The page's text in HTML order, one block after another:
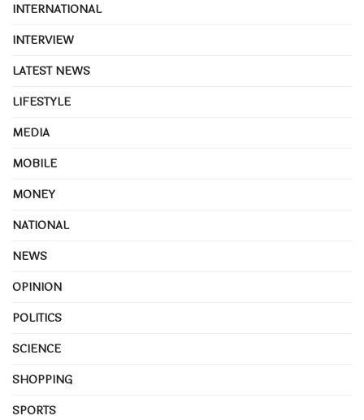
INTERNATIONAL
INTERVIEW
LATEST NEWS
LIFESTYLE
MEDIA
MOBILE
MONEY
NATIONAL
NEWS
OPINION
POLITICS
SCIENCE
SHOPPING
SPORTS